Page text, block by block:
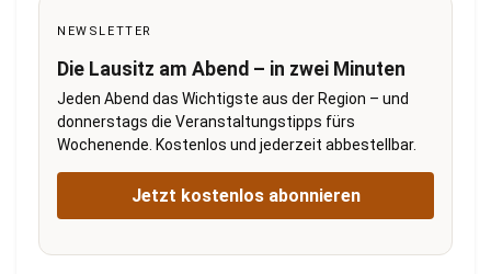
NEWSLETTER
Die Lausitz am Abend – in zwei Minuten
Jeden Abend das Wichtigste aus der Region – und
donnerstags die Veranstaltungstipps fürs
Wochenende. Kostenlos und jederzeit abbestellbar.
Jetzt kostenlos abonnieren